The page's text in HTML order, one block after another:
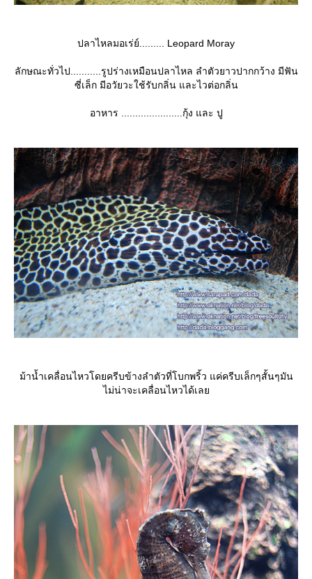
ปลาไหลมอเร่ย์......... Leopard Moray
ลักษณะทั่วไป...........รูปร่างเหมือนปลาไหล ลำตัวยาวปากกว้าง มีฟัน
ซี่เล็ก มีอวัยวะใช้รับกลิ่น และไวต่อกลิ่น
อาหาร ......................กุ้ง และ ปู
ม้าน้ำเคลื่อนไหวโดยครีบข้างลำตัวที่โบกพริ้ว แค่ครีบเล็กๆสั้นๆมัน
ไม่น่าจะเคลื่อนไหวได้เล